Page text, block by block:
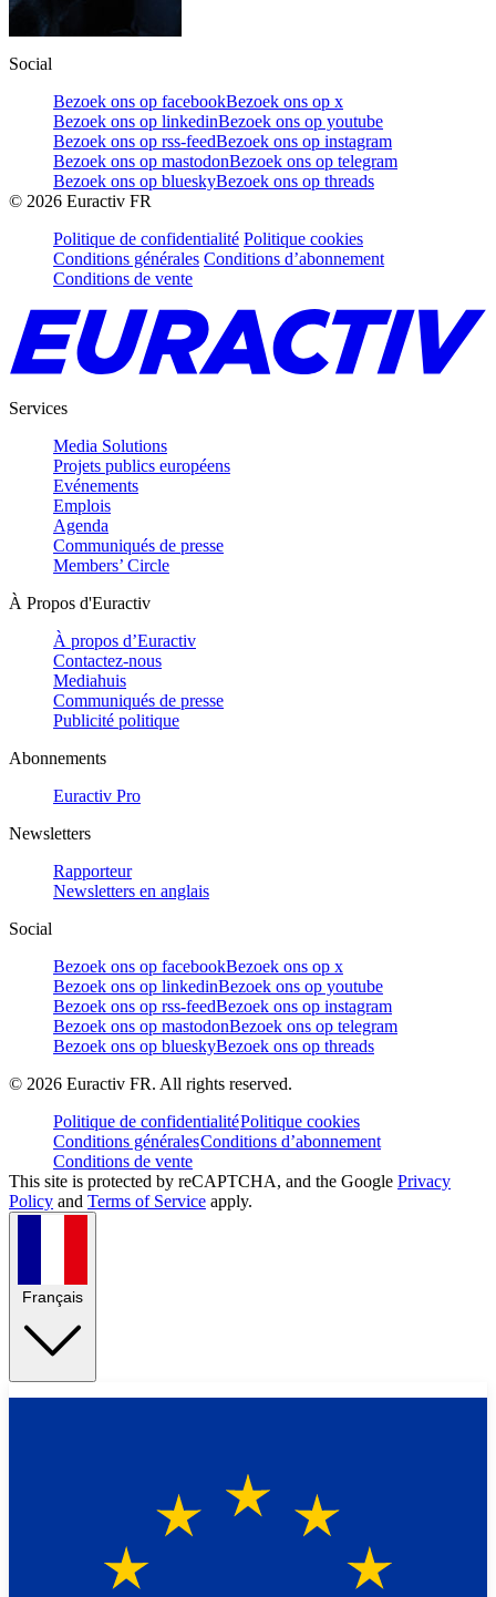
Social
Bezoek ons op facebookBezoek ons op x
Bezoek ons op linkedinBezoek ons op youtube
Bezoek ons op rss-feedBezoek ons op instagram
Bezoek ons op mastodonBezoek ons op telegram
Bezoek ons op blueskyBezoek ons op threads
© 2026 Euractiv FR
Politique de confidentialité Politique cookies
Conditions générales Conditions d’abonnement
Conditions de vente
Services
Media Solutions
Projets publics européens
Evénements
Emplois
Agenda
Communiqués de presse
Members’ Circle
À Propos d'Euractiv
À propos d’Euractiv
Contactez-nous
Mediahuis
Communiqués de presse
Publicité politique
Abonnements
Euractiv Pro
Newsletters
Rapporteur
Newsletters en anglais
Social
Bezoek ons op facebookBezoek ons op x
Bezoek ons op linkedinBezoek ons op youtube
Bezoek ons op rss-feedBezoek ons op instagram
Bezoek ons op mastodonBezoek ons op telegram
Bezoek ons op blueskyBezoek ons op threads
© 2026 Euractiv FR. All rights reserved.
Politique de confidentialitéPolitique cookies
Conditions généralesConditions d’abonnement
Conditions de vente
This site is protected by reCAPTCHA, and the Google Privacy
Policy and Terms of Service apply.
Français